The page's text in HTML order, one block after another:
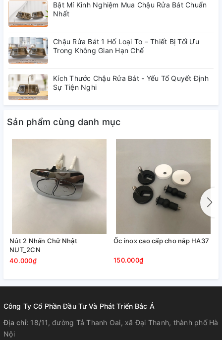
_ Đây là một phụ kiện quan trọng trong việc nâng
cao trải nghiệm sử dụng bồn cầu và giúp tiết kiệm
tài nguyên quý giá.
- Tiết kiệm nước: Van hai đầu cho phép người dùng
lựa chọn giữa chế độ xả nhanh và xả nhẹ. Chế độ xả
nhẹ được sử dụng khi cần ít nước, giúp tiết kiệm
nước đáng kể trong quá trình sử dụng bồn cầu.
Bật Mí Kinh Nghiệm Mua Chậu Rửa Bát Chuẩn
Nhất
Chậu Rửa Bát 1 Hố Loại To – Thiết Bị Tối Ưu
Trong Không Gian Hạn Chế
Kích Thước Chậu Rửa Bát - Yếu Tố Quyết Định
Sự Tiện Nghi
Sản phẩm cùng danh mục
Nút 2 Nhấn Chữ Nhật
NUT_2CN
40.000₫
Ốc inox cao cấp cho nắp HA37
150.000₫
Công Ty Cổ Phần Đầu Tư Và Phát Triển Bắc Á
Địa chỉ: 18/11, đường Tả Thanh Oai, xã Đại Thanh, thành phố Hà
Nội